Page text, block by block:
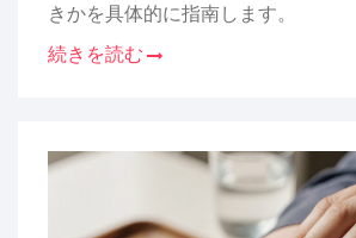
きかを具体的に指南します。
続きを読む